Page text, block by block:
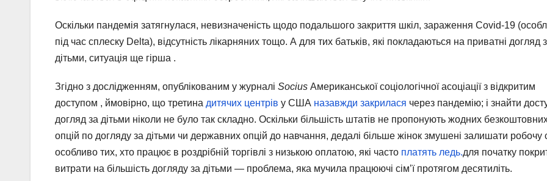
Оскільки пандемія затягнулася, невизначеність щодо подальшого закриття шкіл, зараження Covid-19
під час сплеску Delta), відсутність лікарняних тощо. А для тих батьків, які покладаються на приватні догляд
дітьми, ситуація ще гірша .
Згідно з дослідженням, опублікованим у журналі Socius Американської соціологічної асоціації з відкритим
доступом , ймовірно, що третина дитячих центрів у США назавжди закрилася через пандемію; і знайти
догляд за дітьми ніколи не було так складно. Оскільки більшість штатів не пропонують жодних
опцій по догляду за дітьми чи державних опцій до навчання, дедалі більше жінок змушені залишати робочу
особливо тих, хто працює в роздрібній торгівлі з низькою оплатою, які часто платять ледь.для початку
витрати на більшість догляду за дітьми — проблема, яка мучила працюючі сім’ї протягом десятиліть.